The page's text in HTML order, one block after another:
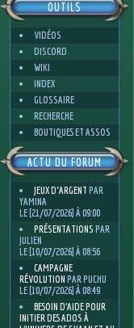
OUTILS
VIDÉOS
DISCORD
WIKI
INDEX
GLOSSAIRE
RECHERCHE
BOUTIQUES ET ASSOS
ACTU DU FORUM
JEUX D'ARGENT PAR
YAMINA
LE [21/07/2026] À 09:00
PRÉSENTATIONS PAR
JULIEN
LE [10/07/2026] À 08:56
CAMPAGNE
RÉVOLUTION PAR PUCHU
LE [10/07/2026] À 08:49
BESOIN D’AIDE POUR
INITIER DES ADOS À